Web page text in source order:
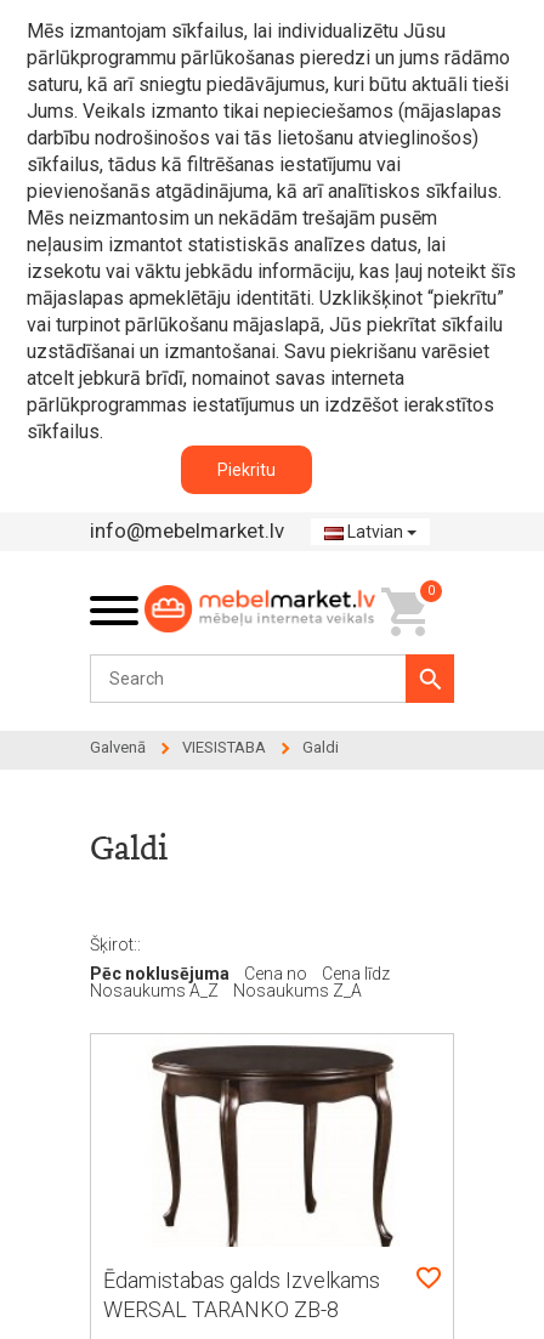
Mēs izmantojam sīkfailus, lai individualizētu Jūsu
pārlūkprogrammu pārlūkošanas pieredzi un jums rādāmo
saturu, kā arī sniegtu piedāvājumus, kuri būtu aktuāli tieši
Jums. Veikals izmanto tikai nepieciešamos (mājaslapas
darbību nodrošinošos vai tās lietošanu atvieglinošos)
sīkfailus, tādus kā filtrēšanas iestatījumu vai
pievienošanās atgādinājuma, kā arī analītiskos sīkfailus.
Mēs neizmantosim un nekādām trešajām pusēm
neļausim izmantot statistiskās analīzes datus, lai
izsekotu vai vāktu jebkādu informāciju, kas ļauj noteikt šīs
mājaslapas apmeklētāju identitāti. Uzklikšķinot “piekrītu”
vai turpinot pārlūkošanu mājaslapā, Jūs piekrītat sīkfailu
uzstādīšanai un izmantošanai. Savu piekrišanu varēsiet
atcelt jebkurā brīdī, nomainot savas interneta
pārlūkprogrammas iestatījumus un izdzēšot ierakstītos
sīkfailus.
Piekritu
info@mebelmarket.lv Latvian
0
Galvenā VIESISTABA Galdi
Galdi
Šķirot::
Pēc noklusējuma
Cena no
Cena līdz
Nosaukums A_Z
Nosaukums Z_A
Ēdamistabas galds Izvelkams
WERSAL TARANKO ZB-8